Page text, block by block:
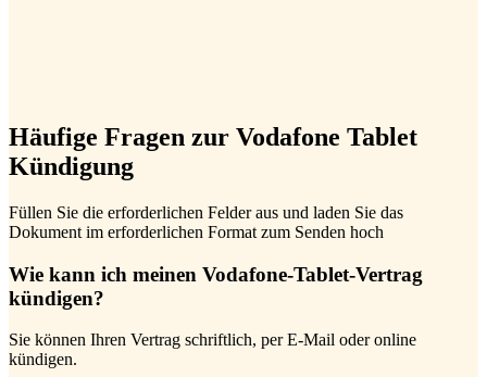
Häufige Fragen zur Vodafone Tablet
Kündigung
Füllen Sie die erforderlichen Felder aus und laden Sie das
Dokument im erforderlichen Format zum Senden hoch
Wie kann ich meinen Vodafone-Tablet-Vertrag
kündigen?
Sie können Ihren Vertrag schriftlich, per E-Mail oder online
kündigen.